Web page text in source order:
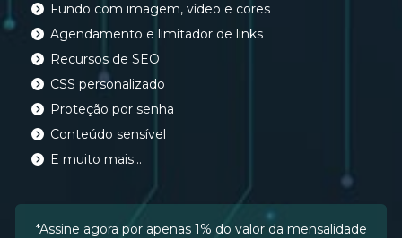
Fundo com imagem, vídeo e cores
Agendamento e limitador de links
Recursos de SEO
CSS personalizado
Proteção por senha
Conteúdo sensível
E muito mais...
*Assine agora por apenas 1% do valor da mensalidade